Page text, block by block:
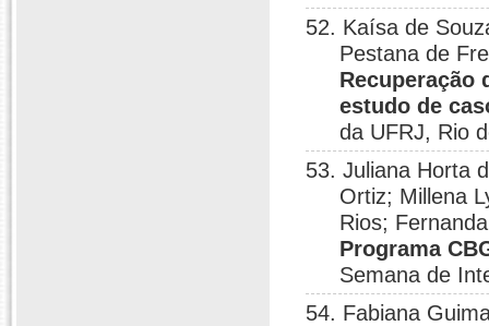
52. Kaísa de
Pestana de
Recuperação
estudo de
da UFRJ, Rio
53. Juliana Horta
Ortiz; Millena
Rios;
Programa
Semana de
54. Fabiana